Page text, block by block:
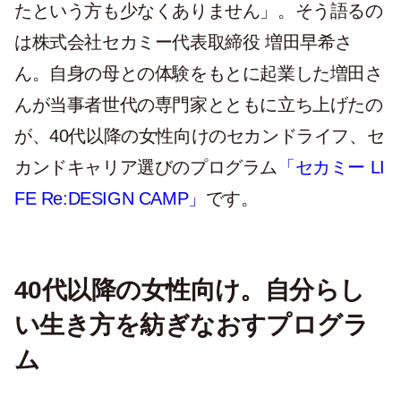
たという方も少なくありません」。そう語るの
は株式会社セカミー代表取締役 増田早希さ
ん。自身の母との体験をもとに起業した増田さ
んが当事者世代の専門家とともに立ち上げたの
が、40代以降の女性向けのセカンドライフ、セ
カンドキャリア選びのプログラム 「セカミー LI
FE Re:DESIGN CAMP」 です。
40代以降の女性向け。自分らし
い生き方を紡ぎなおすプログラ
ム